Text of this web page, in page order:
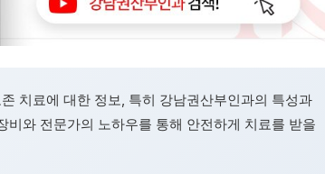
치료에 대한 정보, 특히 강남권산부인과의 특성과
비와 전문가의 노하우를 통해 안전하게 치료를 받을